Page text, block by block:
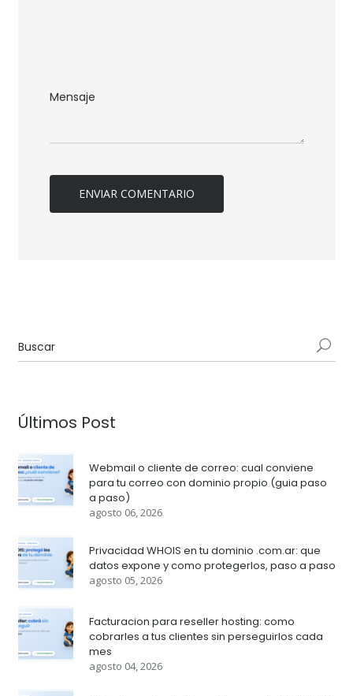
Últimos Post
Webmail o cliente de correo: cual conviene
para tu correo con dominio propio (guia paso
a paso)
agosto 06, 2026
Privacidad WHOIS en tu dominio .com.ar: que
datos expone y como protegerlos, paso a paso
agosto 05, 2026
Facturacion para reseller hosting: como
cobrarles a tus clientes sin perseguirlos cada
mes
agosto 04, 2026